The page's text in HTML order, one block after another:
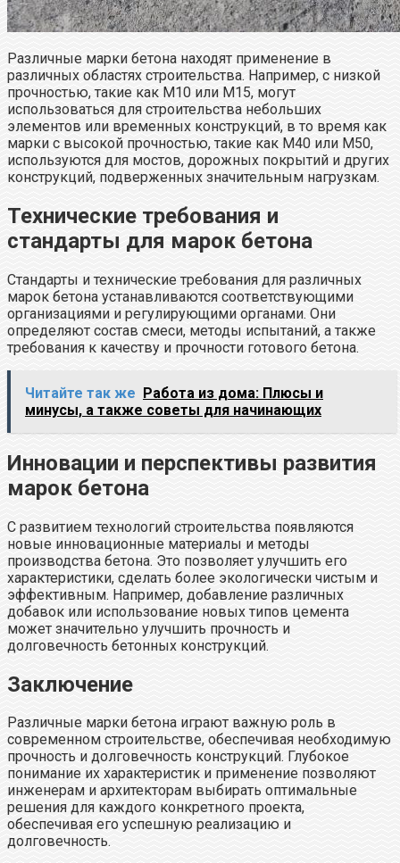
Различные марки бетона находят применение в
различных областях строительства. Например, с низкой
прочностью, такие как M10 или M15, могут
использоваться для строительства небольших
элементов или временных конструкций, в то время как
марки с высокой прочностью, такие как M40 или M50,
используются для мостов, дорожных покрытий и других
конструкций, подверженных значительным нагрузкам.
Технические требования и
стандарты для марок бетона
Стандарты и технические требования для различных
марок бетона устанавливаются соответствующими
организациями и регулирующими органами. Они
определяют состав смеси, методы испытаний, а также
требования к качеству и прочности готового бетона.
Читайте так же Работа из дома: Плюсы и
минусы, а также советы для начинающих
Инновации и перспективы развития
марок бетона
С развитием технологий строительства появляются
новые инновационные материалы и методы
производства бетона. Это позволяет улучшить его
характеристики, сделать более экологически чистым и
эффективным. Например, добавление различных
добавок или использование новых типов цемента
может значительно улучшить прочность и
долговечность бетонных конструкций.
Заключение
Различные марки бетона играют важную роль в
современном строительстве, обеспечивая необходимую
прочность и долговечность конструкций. Глубокое
понимание их характеристик и применение позволяют
инженерам и архитекторам выбирать оптимальные
решения для каждого конкретного проекта,
обеспечивая его успешную реализацию и
долговечность.